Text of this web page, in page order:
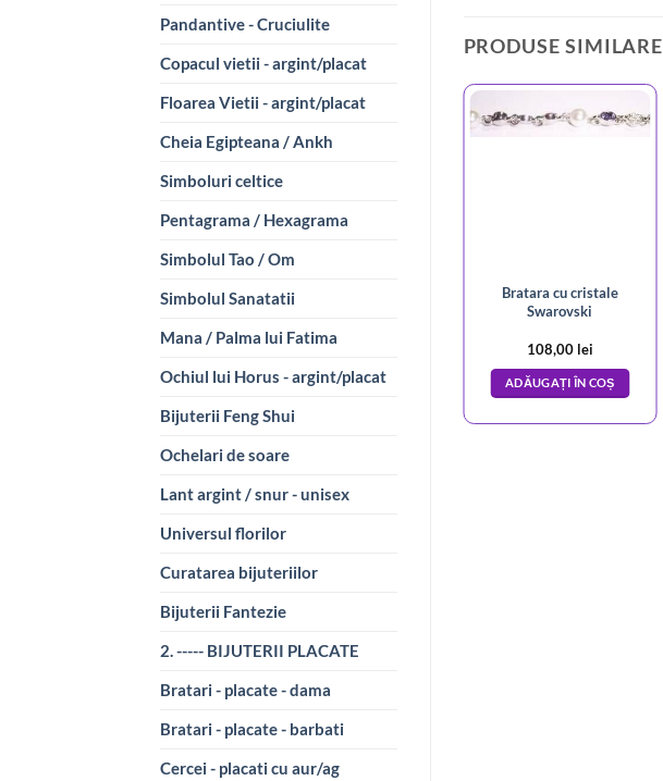
Pandantive - Cruciulite
Copacul vietii - argint/placat
Floarea Vietii - argint/placat
Cheia Egipteana / Ankh
Simboluri celtice
Pentagrama / Hexagrama
Simbolul Tao / Om
Simbolul Sanatatii
Mana / Palma lui Fatima
Ochiul lui Horus - argint/placat
Bijuterii Feng Shui
Ochelari de soare
Lant argint / snur - unisex
Universul florilor
Curatarea bijuteriilor
Bijuterii Fantezie
2. ----- BIJUTERII PLACATE
Bratari - placate - dama
Bratari - placate - barbati
Cercei - placati cu aur/ag
PRODUSE SIMILARE
Bratara cu cristale
Swarovski
108,00 lei
ADĂUGAȚI ÎN COȘ